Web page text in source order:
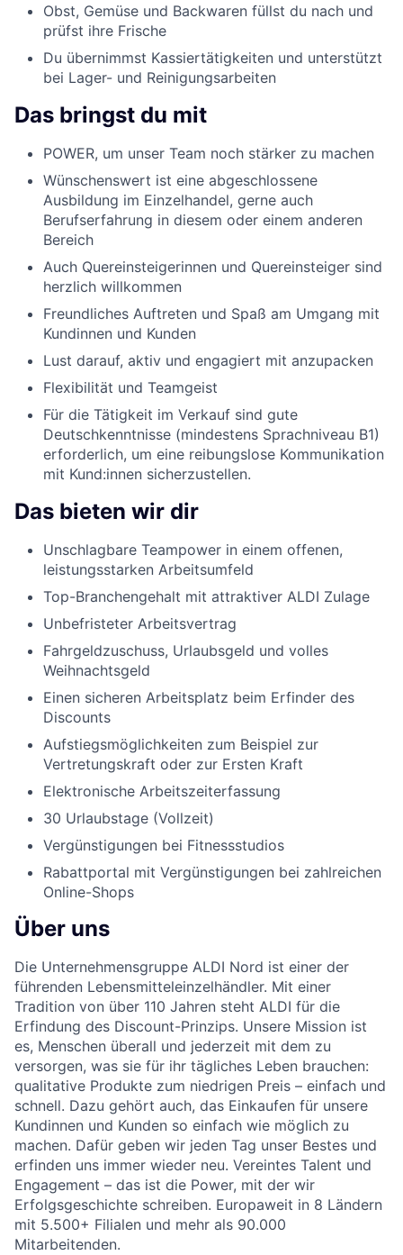
Obst, Gemüse und Backwaren füllst du nach und
prüfst ihre Frische
Du übernimmst Kassiertätigkeiten und unterstützt
bei Lager- und Reinigungsarbeiten
Das bringst du mit
POWER, um unser Team noch stärker zu machen
Wünschenswert ist eine abgeschlossene
Ausbildung im Einzelhandel, gerne auch
Berufserfahrung in diesem oder einem anderen
Bereich
Auch Quereinsteigerinnen und Quereinsteiger sind
herzlich willkommen
Freundliches Auftreten und Spaß am Umgang mit
Kundinnen und Kunden
Lust darauf, aktiv und engagiert mit anzupacken
Flexibilität und Teamgeist
Für die Tätigkeit im Verkauf sind gute
Deutschkenntnisse (mindestens Sprachniveau B1)
erforderlich, um eine reibungslose Kommunikation
mit Kund:innen sicherzustellen.
Das bieten wir dir
Unschlagbare Teampower in einem offenen,
leistungsstarken Arbeitsumfeld
Top-Branchengehalt mit attraktiver ALDI Zulage
Unbefristeter Arbeitsvertrag
Fahrgeldzuschuss, Urlaubsgeld und volles
Weihnachtsgeld
Einen sicheren Arbeitsplatz beim Erfinder des
Discounts
Aufstiegsmöglichkeiten zum Beispiel zur
Vertretungskraft oder zur Ersten Kraft
Elektronische Arbeitszeiterfassung
30 Urlaubstage (Vollzeit)
Vergünstigungen bei Fitnessstudios
Rabattportal mit Vergünstigungen bei zahlreichen
Online-Shops
Über uns
Die Unternehmensgruppe ALDI Nord ist einer der
führenden Lebensmitteleinzelhändler. Mit einer
Tradition von über 110 Jahren steht ALDI für die
Erfindung des Discount-Prinzips. Unsere Mission ist
es, Menschen überall und jederzeit mit dem zu
versorgen, was sie für ihr tägliches Leben brauchen:
qualitative Produkte zum niedrigen Preis – einfach und
schnell. Dazu gehört auch, das Einkaufen für unsere
Kundinnen und Kunden so einfach wie möglich zu
machen. Dafür geben wir jeden Tag unser Bestes und
erfinden uns immer wieder neu. Vereintes Talent und
Engagement – das ist die Power, mit der wir
Erfolgsgeschichte schreiben. Europaweit in 8 Ländern
mit 5.500+ Filialen und mehr als 90.000
Mitarbeitenden.